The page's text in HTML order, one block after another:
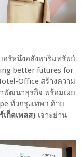
อร์หนึ่งอสังหาริมทรัพย์
better futures for
Office สร้างความ
พัฒนาธุรกิจ พร้อมเผย
ทั่วกรุงเทพฯ ด้วย
ก็ตเพลส)เจาะย่าน